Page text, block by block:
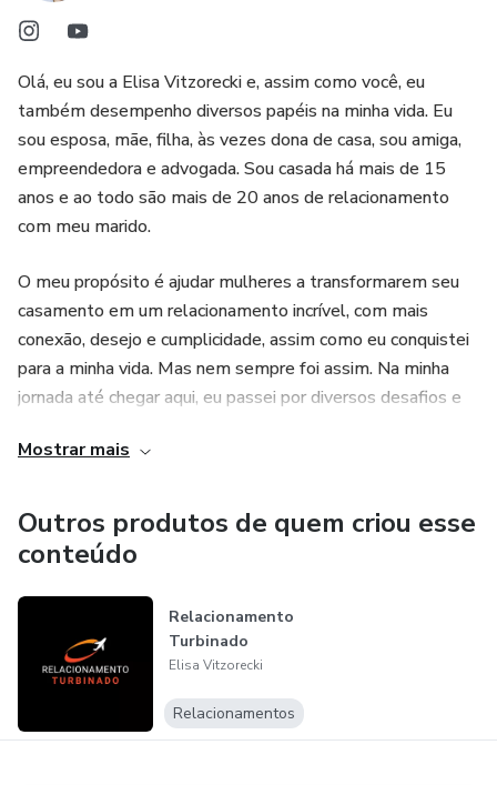
Olá, eu sou a Elisa Vitzorecki e, assim como você, eu
também desempenho diversos papéis na minha vida. Eu
sou esposa, mãe, filha, às vezes dona de casa, sou amiga,
empreendedora e advogada. Sou casada há mais de 15
anos e ao todo são mais de 20 anos de relacionamento
com meu marido.
O meu propósito é ajudar mulheres a transformarem seu
casamento em um relacionamento incrível, com mais
conexão, desejo e cumplicidade, assim como eu conquistei
para a minha vida. Mas nem sempre foi assim. Na minha
jornada até chegar aqui, eu passei por diversos desafios e
incessante por me curar e por resgatar a minha essência
Todos os conteúdos que eu ensino são baseados no
método que eu criei através de muito estudo e prática,
realmente testando no campo de batalha, no meu dia a dia,
para melhorar meu casamento.
Esse método completo está formatado no Curso
Relacionamento Turbinado, 100% online, onde as
mulheres que desejam se aprofundar em conhecimentos
Mostrar mais
Outros produtos de quem criou esse
conteúdo
Relacionamento
Turbinado
Elisa Vitzorecki
Relacionamentos